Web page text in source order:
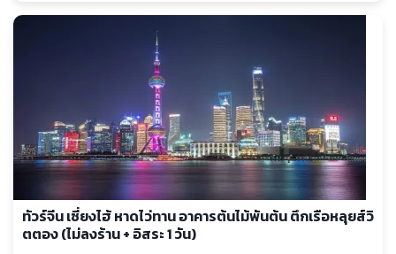
ทัวร์จีน เซี่ยงไฮ้ หาดไว่ทาน อาคารต้นไม้พันต้น ตึกเรือหลุยส์วิ
ตตอง (ไม่ลงร้าน + อิสระ 1 วัน)